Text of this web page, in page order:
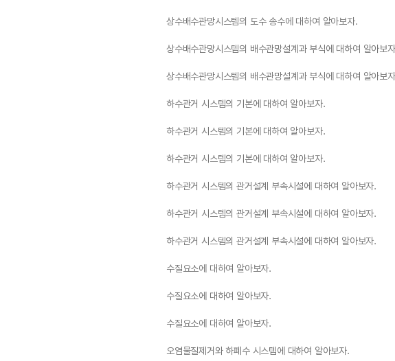
상수배수관망시스템의 도수 송수에 대하여 알아보자.
상수배수관망시스템의 배수관망설계과 부식에 대하여 알아보
상수배수관망시스템의 배수관망설계과 부식에 대하여 알아보
하수관거 시스템의 기본에 대하여 알아보자.
하수관거 시스템의 기본에 대하여 알아보자.
하수관거 시스템의 기본에 대하여 알아보자.
하수관거 시스템의 관거설계 부속시설에 대하여 알아보자.
하수관거 시스템의 관거설계 부속시설에 대하여 알아보자.
하수관거 시스템의 관거설계 부속시설에 대하여 알아보자.
수질요소에 대하여 알아보자.
수질요소에 대하여 알아보자.
수질요소에 대하여 알아보자.
오염물질제거와 하폐수 시스템에 대하여 알아보자.